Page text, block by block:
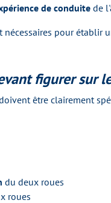
de conduitede
pour établir
figurer sur
être clairement
du deux roues
roues